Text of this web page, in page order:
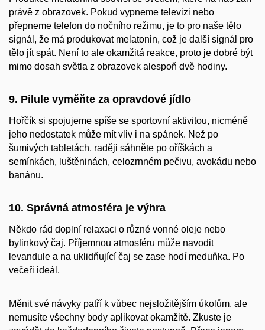
právě z obrazovek. Pokud vypneme televizi nebo
přepneme telefon do nočního režimu, je to pro naše tělo
signál, že má produkovat melatonin, což je další signál pro
tělo jít spát. Není to ale okamžitá reakce, proto je dobré být
mimo dosah světla z obrazovek alespoň dvě hodiny.
9. Pilule vyměňte za opravdové jídlo
Hořčík si spojujeme spíše se sportovní aktivitou, nicméně
jeho nedostatek může mít vliv i na spánek. Než po
šumivých tabletách, raději sáhněte po oříškách a
semínkách, luštěninách, celozrnném pečivu, avokádu nebo
banánu.
10. Správná atmosféra je výhra
Někdo rád doplní relaxaci o různé vonné oleje nebo
bylinkový čaj. Příjemnou atmosféru může navodit
levandule a na uklidňující čaj se zase hodí meduňka. Po
večeři ideál.
Měnit své návyky patří k vůbec nejsložitějším úkolům, ale
nemusíte všechny body aplikovat okamžitě. Zkuste je